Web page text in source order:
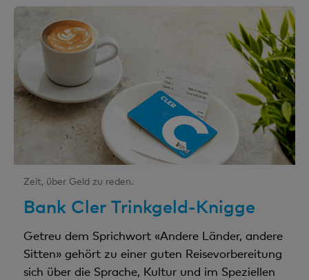
Zeit, über Geld zu reden.
Bank Cler Trinkgeld-Knigge
Getreu dem Sprichwort «Andere Länder, andere
Sitten» gehört zu einer guten Reisevorbereitung
sich über die Sprache, Kultur und im Speziellen